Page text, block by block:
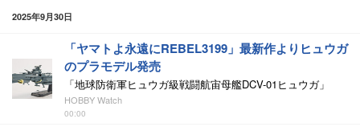
2025年9月30日
「ヤマトよ永遠にREBEL3199」最新作よりヒュウガ
のプラモデル発売
「地球防衛軍ヒュウガ級戦闘航宙母艦DCV-01ヒュウガ」
HOBBY Watch
00:00